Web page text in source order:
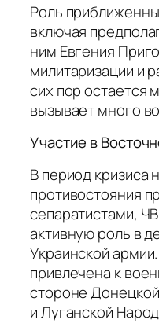
Роль
включая
ним Евгения
милитаризации и
сих пор остается
вызывает много
Участие в
В период кризиса
противостояния
сепаратистами,
активную роль в
Украинской
привлечена к
стороне
и Луганской